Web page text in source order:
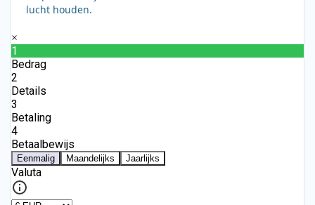
lucht houden.